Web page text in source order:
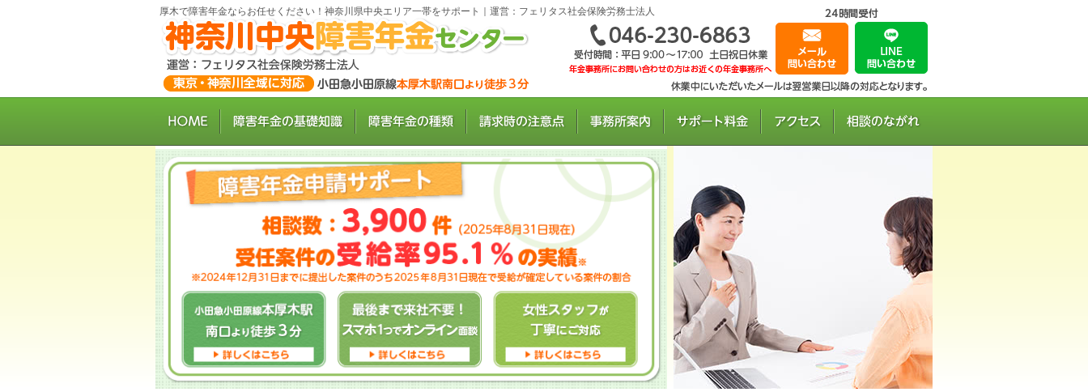
厚木で障害年金ならお任せください！神奈川県中央エリア一帯をサポート｜運営：フェリタス社会保険労務士法人